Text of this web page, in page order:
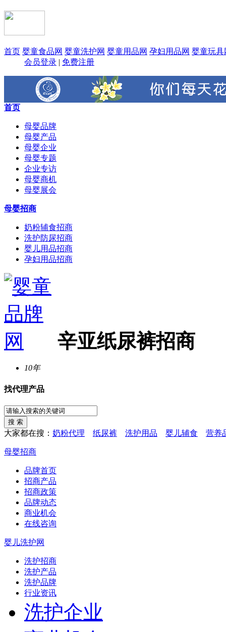
首页 婴童食品网 婴童洗护网 婴童用品网 孕妇用品网 婴童玩具
会员登录 | 免费注册
首页
母婴品牌
母婴产品
母婴企业
母婴专题
企业专访
母婴商机
母婴展会
母婴招商
奶粉辅食招商
洗护防尿招商
婴儿用品招商
孕妇用品招商
辛亚纸尿裤招商
10年
找代理产品
大家都在搜： 奶粉代理 纸尿裤 洗护用品 婴儿辅食 营养
母婴招商
品牌首页
招商产品
招商政策
品牌动态
商业机会
在线咨询
婴儿洗护网
洗护招商
洗护产品
洗护品牌
行业资讯
洗护企业